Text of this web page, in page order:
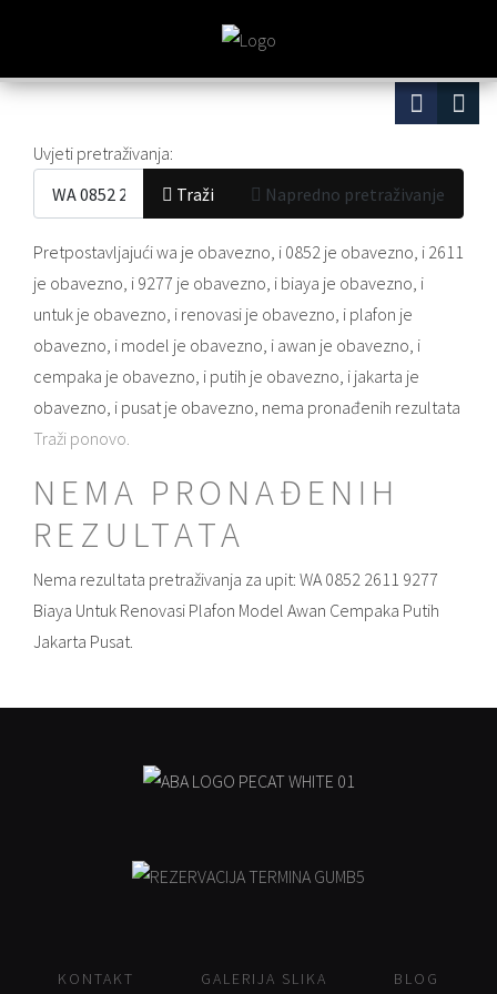
Obrazac za pretraživanje
Uvjeti pretraživanja:
Traži
Napredno pretraživanje
Pretpostavljajućiwa je obavezno, i 0852 je obavezno, i 2611
je obavezno, i 9277 je obavezno, i biaya je obavezno, i
untuk je obavezno, i renovasi je obavezno, i plafon je
obavezno, i model je obavezno, i awan je obavezno, i
cempaka je obavezno, i putih je obavezno, i jakarta je
obavezno, i pusatje obavezno, nema pronađenih rezultata
Traži ponovo.
NEMA PRONAĐENIH
REZULTATA
Nema rezultata pretraživanja za upit: WA 0852 2611 9277
Biaya Untuk Renovasi Plafon Model Awan Cempaka Putih
Jakarta Pusat.
KONTAKT GALERIJA SLIKA BLOG